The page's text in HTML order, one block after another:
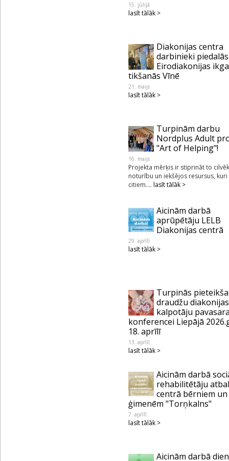
15. jūlijā
lasīt tālāk >
Diakonijas centra
darbinieki piedalās
Eirodiakonijas
tikšanās Vīnē
21. maijs
lasīt tālāk >
Turpinām darbu
Nordplus Adult
"Art of Helping"!
16. maijs
Projekta mērķis ir stiprināt to
noturību un iekšējos resursus,
citiem.... lasīt tālāk >
Aicinām darbā
aprūpētāju LELB
Diakonijas centrā
29. aprīlī
lasīt tālāk >
Turpinās
draudžu diakonijas
kalpotāju
konferencei Liepājā
18. aprīlī
13. aprīlī
lasīt tālāk >
Aicinām darbā
rehabilitētāju
centrā bērniem un
ģimenēm "Torņkalns"
7. aprīlī
lasīt tālāk >
Aicinām darbā